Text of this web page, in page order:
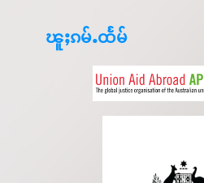
ၽူႈၵမ်ႉထႅမ်